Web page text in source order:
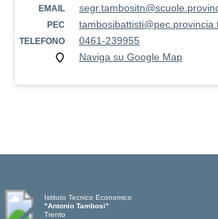
EMAIL
PEC
TELEFONO
0461-239955
Naviga su Google Map
Istituto Tecnico Economico
"Antonio Tambosi"
Trento